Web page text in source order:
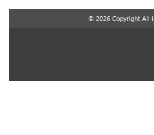
© 2026 Copyright All